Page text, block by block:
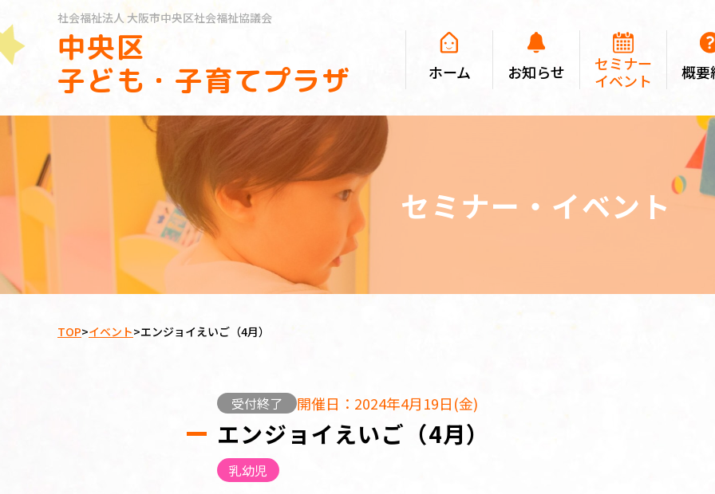
社会福祉法人大阪市中央区社会福祉協議会
中央区
子ども・子育てプラザ
ホーム お知らせ
セミナー
イベント
概要
セミナー・イベント
TOP>イベント>エンジョイえいご（4月）
受付終了 開催日：2024年4月19日(金)
エンジョイえいご（4月）
乳幼児